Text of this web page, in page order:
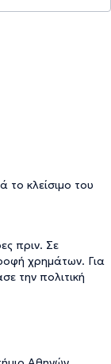
το κλείσιμο του
πριν. Σε
χρημάτων. Για
την πολιτική